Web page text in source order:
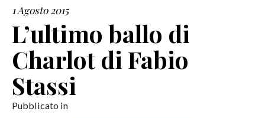
COLLABORAZIONI
CONTATTI
1 Agosto 2015
L’ultimo ballo di
Charlot di Fabio
Stassi
Pubblicato in